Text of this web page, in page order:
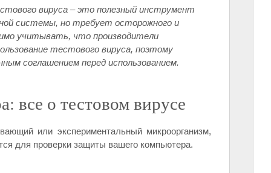
вируса – это полезный инструмент
системы, но требует осторожного и
учитывать, что производители
тестового вируса, поэтому
соглашением перед использованием.
все о тестовом вирусе
или экспериментальный микроорганизм,
для проверки защиты вашего компьютера.